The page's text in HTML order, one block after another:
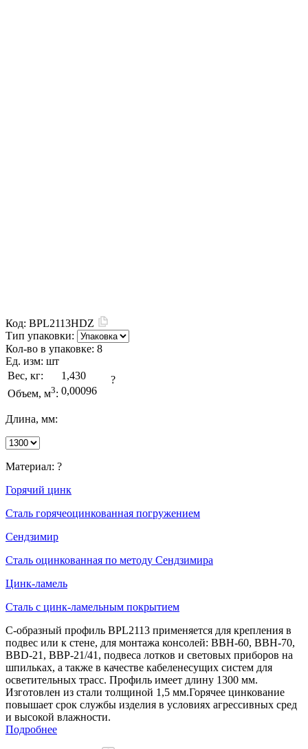
Код: BPL2113HDZ
Тип упаковки:
Кол-во в упаковке: 8
Ед. изм: шт
Вес, кг:
1,430
Объем, м3: 0,00096
?
Длина, мм:
Материал: ?
Горячий цинк
Сталь горячеоцинкованная погружением
Сендзимир
Сталь оцинкованная по методу Сендзимира
Цинк-ламель
Сталь с цинк-ламельным покрытием
С-образный профиль BPL2113 применяется для крепления в
подвес или к стене, для монтажа консолей: ВВН-60, ВВН-70,
BBD-21, BBP-21/41, подвеса лотков и световых приборов на
шпильках, а также в качестве кабеленесущих систем для
осветительных трасс. Профиль имеет длину 1300 мм.
Изготовлен из стали толщиной 1,5 мм.Горячее цинкование
повышает срок службы изделия в условиях агрессивных сред
и высокой влажности.
Подробнее